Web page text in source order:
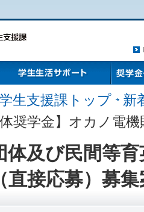
ト
生支援課トップ
新
奨学金】オカノ電
体及び民間等
直接応募）募集